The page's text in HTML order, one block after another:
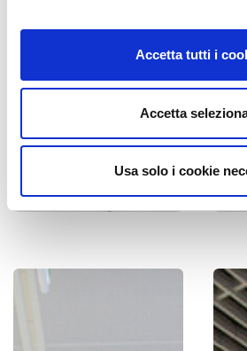
Accetta tutti i
Accetta
Usa solo i cookie